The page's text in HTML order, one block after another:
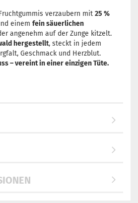
verzaubern mit 25 %
einem fein säuerlichen
angenehm auf der Zunge kitzelt.
hergestellt, steckt in jedem
Geschmack und Herzblut.
– vereint in einer einzigen Tüte.